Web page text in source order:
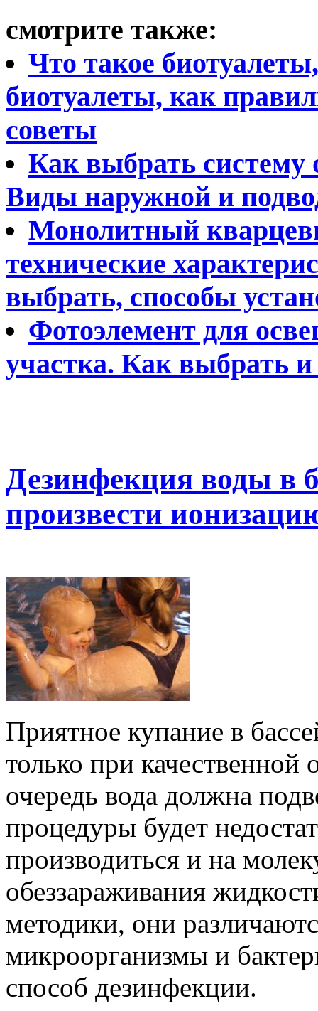
смотрите также:
Что такое
биотуалеты, как
советы
Как выбрать систему
Виды наружной и
Монолитный
технические
выбрать, способы
Фотоэлемент для
участка. Как выбрать
Дезинфекция воды в
произвести
Приятное купание в
только при
очередь вода должна
процедуры будет
производиться и на
обеззараживания
методики, они
микроорганизмы и
способ дезинфекции.